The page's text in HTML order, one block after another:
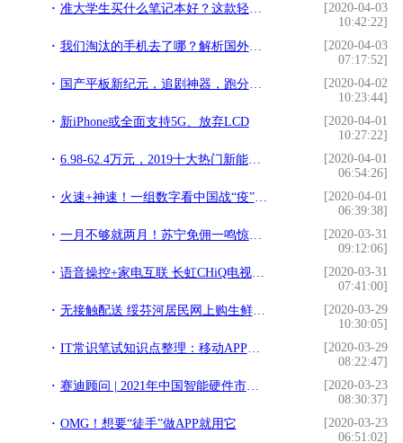
准大学生买什么笔记本好？这款轻薄本让堂妹疯狂种草
[2020-04-03
10:42:22]
我们淘汰的手机去了哪？解析国外二手手机市场
[2020-04-03
07:17:52]
国产平板新纪元，追剧神器，跑分近7万，安卓9.0系统，400元不到
[2020-04-02
10:23:44]
新iPhone或全面支持5G、放弃LCD
[2020-04-01
10:27:22]
6.98-62.4万元，2019十大热门新能源车，总有一款是你的菜
[2020-04-01
06:54:26]
火速+神速！一组数字看中国战“疫”速度
[2020-04-01
06:39:38]
一月不够就两月！苏宁免佣一鸣惊人 扛起战“疫”担当
[2020-03-31
09:12:06]
语音操控+家电互联 长虹CHiQ电视65Q6N
[2020-03-31
07:41:00]
无接触配送 绥芬河居民网上购生鲜免费送到家
[2020-03-29
10:30:05]
IT常识笔试知识点整理：移动APP、网红内容成产模式的差异
[2020-03-29
08:22:47]
赛迪顾问 | 2021年中国智能硬件市场规模将达到8310.6亿元
[2020-03-23
08:30:37]
OMG！想要“徒手”做APP就用它
[2020-03-23
06:51:02]